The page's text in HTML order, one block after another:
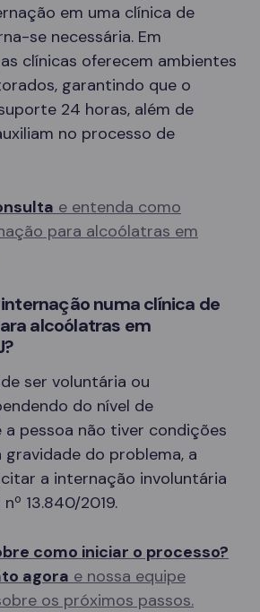
em uma clínica de
se necessária. Em
clínicas oferecem ambientes
garantindo que o
24 horas, além de
no processo de
e entenda como
para alcoólatras em
numa clínica de
alcoólatras em
ser voluntária ou
do nível de
a pessoa não tiver condições
do problema, a
a internação involuntária
13.840/2019.
como iniciar o processo?
agora e nossa equipe
os próximos passos.